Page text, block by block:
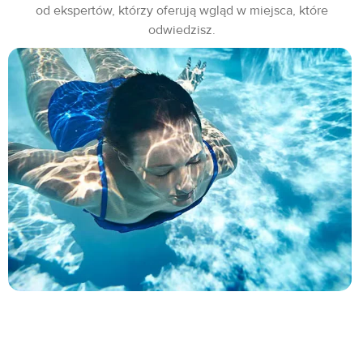
od ekspertów, którzy oferują wgląd w miejsca, które
odwiedzisz.